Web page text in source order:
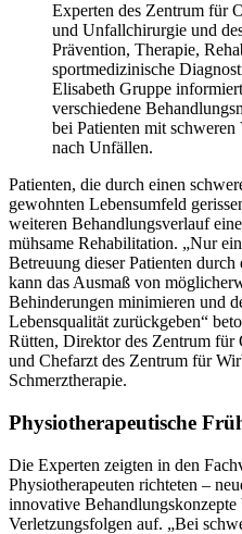
Experten des Zentrum für
und Unfallchirurgie und
Prävention, Therapie,
sportmedizinische
Elisabeth Gruppe
verschiedene
bei Patienten mit schweren
nach Unfällen.
Patienten, die durch einen
gewohnten Lebensumfeld
weiteren Behandlungsverlauf
mühsame Rehabilitation. „Nur
Betreuung dieser Patienten
kann das Ausmaß von
Behinderungen minimieren und
Lebensqualität zurückgeben“
Rütten, Direktor des Zentrum
und Chefarzt des Zentrum für
Schmerztherapie.
Physiotherapeutische
Die Experten zeigten in den
Physiotherapeuten richteten –
innovative Behandlungskonzepte
Verletzungsfolgen auf. „Bei